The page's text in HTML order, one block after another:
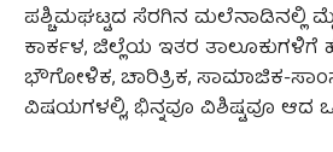
ಪಶ್ಚಿಮಘಟ್ಟದ ಸೆರಗಿನ ಮಲೆನಾಡಿನಲ್ಲಿ
ಕಾರ್ಕಳ, ಜಿಲ್ಲೆಯ ಇತರ
ಭೌಗೋಳಿಕ, ಚಾರಿತ್ರಿಕ, ಸಾಮಾಜಿಕ-
ವಿಷಯಗಳಲ್ಲಿ, ಭಿನ್ನವೂ ವಿಶಿಷ್ಟವೂ ಆದ